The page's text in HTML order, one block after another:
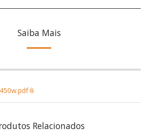
Saiba Mais
Relacionados